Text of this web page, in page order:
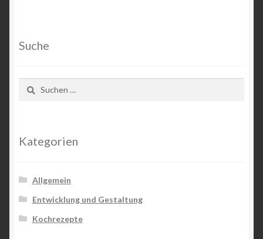
Kategorien
Veranstaltungsorte
Suche
nach:
Kategorien
Allgemein
Entwicklung und Gestaltung
Kochrezepte